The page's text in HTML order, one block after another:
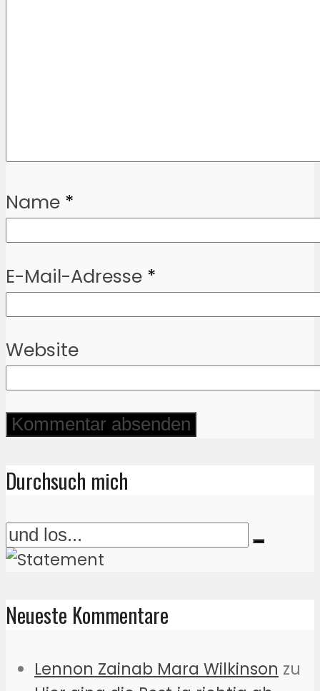
Name *
E-Mail-Adresse *
Website
Durchsuch mich
Neueste Kommentare
Lennon Zainab Mara Wilkinson zu